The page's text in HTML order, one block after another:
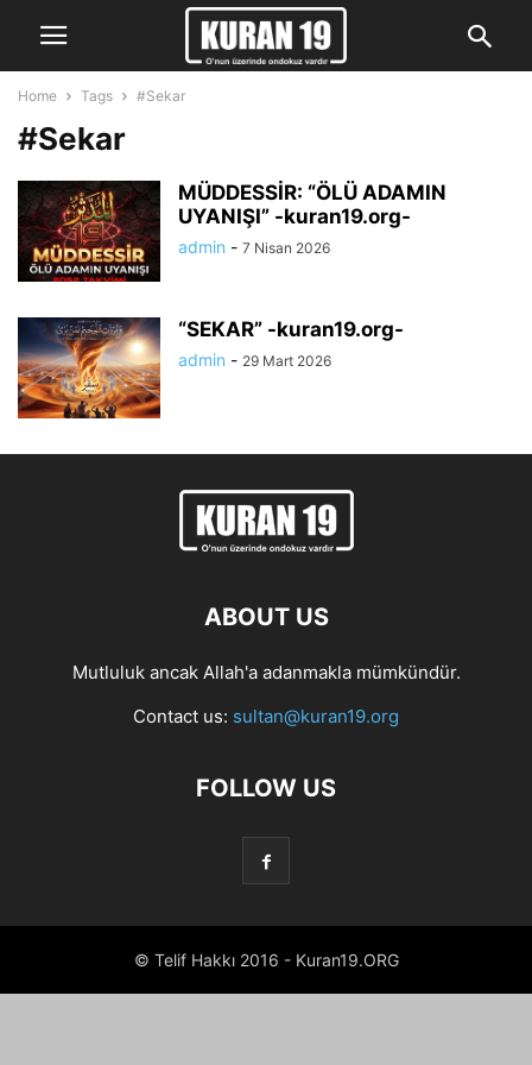
Home Tags #Sekar
#Sekar
MÜDDESSİR: “ÖLÜ ADAMIN
UYANIŞI” -kuran19.org-
admin - 7 Nisan 2026
“SEKAR” -kuran19.org-
admin - 29 Mart 2026
ABOUT US
Mutluluk ancak Allah'a adanmakla mümkündür.
Contact us: sultan@kuran19.org
FOLLOW US
© Telif Hakkı 2016 - Kuran19.ORG